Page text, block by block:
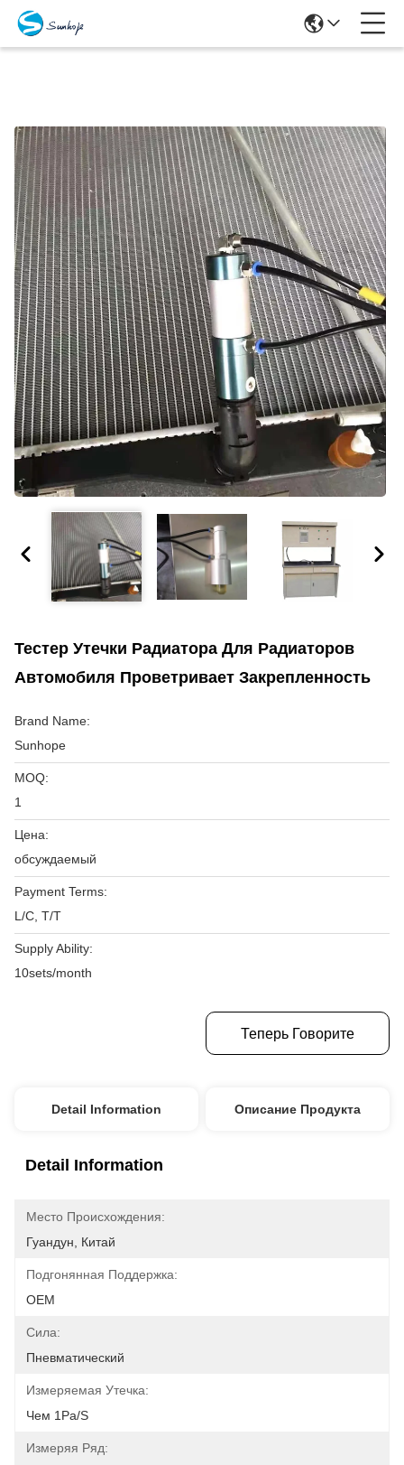
Тестер Утечки Радиатора Для Радиаторов
Автомобиля Проветривает Закрепленность
Brand Name:
Sunhope
MOQ:
1
Цена:
обсуждаемый
Payment Terms:
L/C, T/T
Supply Ability:
10sets/month
Теперь Говорите
Detail Information Описание Продукта
Detail Information
Место Происхождения:
Гуандун, Китай
Подгонянная Поддержка:
OEM
Сила:
Пневматический
Измеряемая Утечка:
Чем 1Pa/s
Измеряя Ряд: